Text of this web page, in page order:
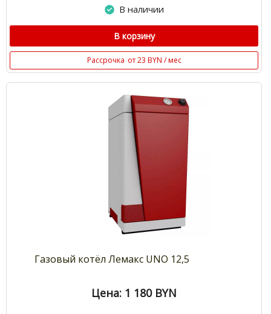
В наличии
В корзину
Рассрочка от 23 BYN / мес
Газовый котёл Лемакс UNO 12,5
Цена: 1 180 BYN